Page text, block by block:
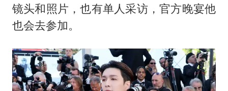
镜头和照片，也有单人采访，官方晚宴他
也会去参加。